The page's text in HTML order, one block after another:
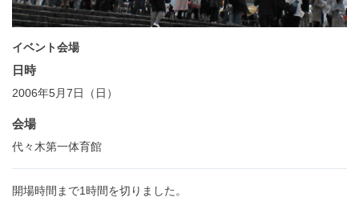
イベント会場
日時
2006年5月7日（日）
会場
代々木第一体育館
開場時間まで1時間を切りました。